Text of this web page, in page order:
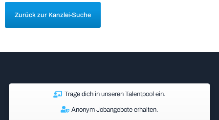
Zurück zur Kanzlei-Suche
Trage dich in unseren Talentpool ein.
Anonym Jobangebote erhalten.